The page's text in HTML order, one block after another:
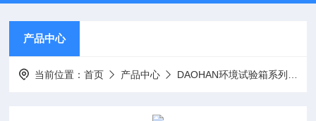
产品中心
当前位置：首页 产品中心 DAOHAN环境试验箱系列